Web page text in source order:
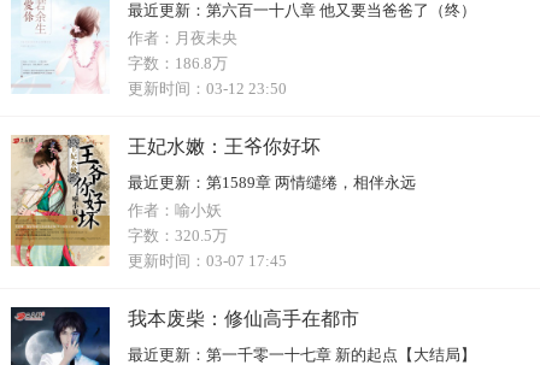
最近更新： 第六百一十八章 他又要当爸爸了（终）
作者： 月夜未央
字数： 186.8万
更新时间： 03-12 23:50
王妃水嫩：王爷你好坏
最近更新： 第1589章 两情缱绻，相伴永远
作者： 喻小妖
字数： 320.5万
更新时间： 03-07 17:45
我本废柴：修仙高手在都市
最近更新： 第一千零一十七章 新的起点【大结局】